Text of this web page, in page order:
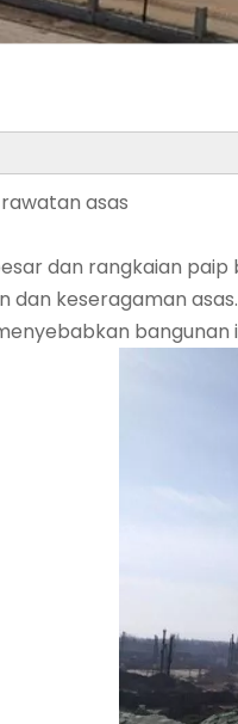
asas
dan rangkaian
dan keseragaman
bangunan